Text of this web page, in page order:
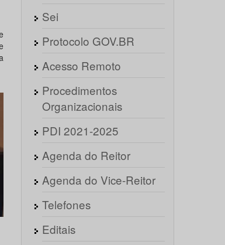
Sei
Protocolo GOV.BR
Acesso Remoto
Procedimentos
Organizacionais
PDI 2021-2025
Agenda do Reitor
Agenda do Vice-Reitor
Telefones
Editais